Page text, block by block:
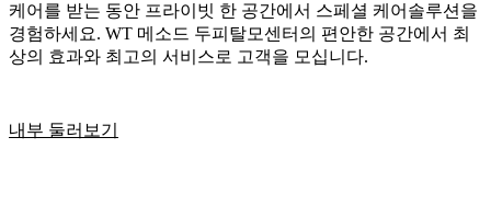
케어를 받는 동안 프라이빗 한 공간에서 스페셜 케어솔루션을
경험하세요. WT 메소드 두피탈모센터의 편안한 공간에서 최
상의 효과와 최고의 서비스로 고객을 모십니다.
내부 둘러보기